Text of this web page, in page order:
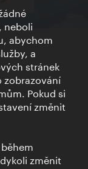
neboli
abychom
a
stránek
zobrazování
Pokud si
změnit
změnit